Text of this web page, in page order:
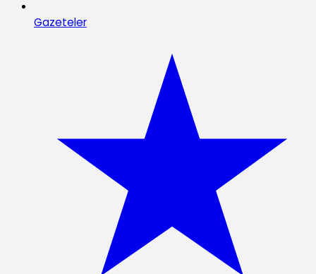
Gazeteler